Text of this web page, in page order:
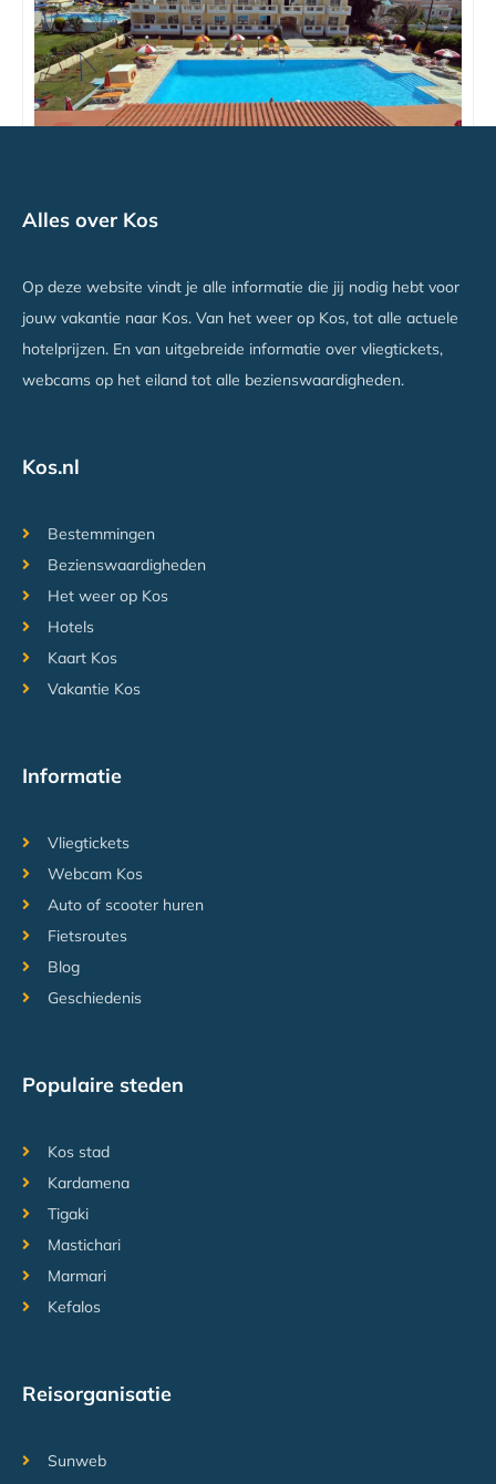
Alles over Kos
Op deze website vindt je alle informatie die jij nodig hebt voor
jouw vakantie naar Kos. Van het weer op Kos, tot alle actuele
hotelprijzen. En van uitgebreide informatie over vliegtickets,
webcams op het eiland tot alle bezienswaardigheden.
Kos.nl
Bestemmingen
Bezienswaardigheden
Het weer op Kos
Hotels
Kaart Kos
Vakantie Kos
Informatie
Vliegtickets
Webcam Kos
Auto of scooter huren
Fietsroutes
Blog
Geschiedenis
Populaire steden
Kos stad
Kardamena
Tigaki
Mastichari
Marmari
Kefalos
Reisorganisatie
Sunweb